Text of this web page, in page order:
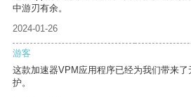
中游刃有余。
2024-01-26
游客
这款加速器VPM应用程序已经为我们带来
护。